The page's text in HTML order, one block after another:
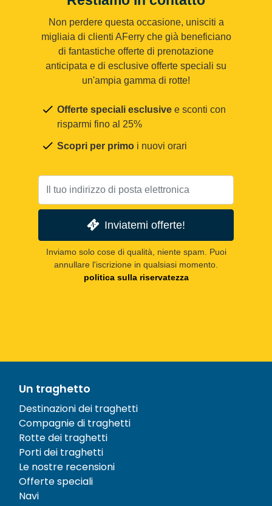
Non perdere questa occasione, unisciti a
migliaia di clienti AFerry che già beneficiano
di fantastiche offerte di prenotazione
anticipata e di esclusive offerte speciali su
un'ampia gamma di rotte!
Offerte speciali esclusive e sconti con
risparmi fino al 25%
Scopri per primo i nuovi orari
Inviatemi offerte!
Inviamo solo cose di qualità, niente spam. Puoi
annullare l'iscrizione in qualsiasi momento.
politica sulla riservatezza
Un traghetto
Destinazioni dei traghetti
Compagnie di traghetti
Rotte dei traghetti
Porti dei traghetti
Le nostre recensioni
Offerte speciali
Navi